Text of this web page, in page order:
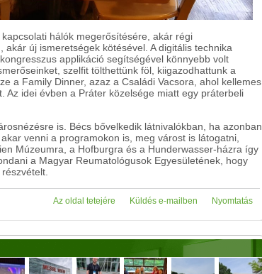
hálók megerősítésére, akár régi
új ismeretségek kötésével. A digitális technika
applikáció segítségével könnyebb volt
szelfit tölthettünk föl, kiigazodhattunk a
a Family Dinner, azaz a Családi Vacsora, ahol kellemes
Az idei évben a Práter közelsége miatt egy práterbeli
is. Bécs bővelkedik látnivalókban, ha azonban
venni a programokon is, meg várost is látogatni,
Múzeumra, a Hofburgra és a Hunderwasser-házra így
a Magyar Reumatológusok Egyesületének, hogy
Nyomtatás
Küldés e-mailben
Az oldal tetejére